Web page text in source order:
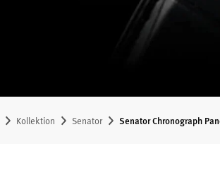
Kollektion Senator Senator Chronograph